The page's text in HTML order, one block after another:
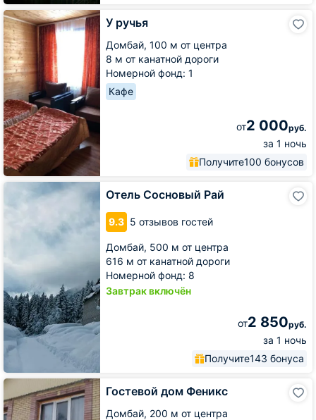
У ручья
Домбай, 100 м от центра
8 м от канатной дороги
Номерной фонд: 1
Кафе
от2 000руб.
за 1 ночь
Получите100 бонусов
У
ручья
Отель Сосновый Рай
9.3 5 отзывов гостей
Домбай, 500 м от центра
616 м от канатной дороги
Номерной фонд: 8
Завтрак включён
от2 850руб.
за 1 ночь
Получите143 бонуса
Отель
Сосновый
Гостевой дом Феникс
Домбай, 200 м от центра
Гостевой
дом
Феникс